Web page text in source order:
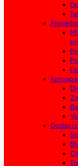
Dodaci